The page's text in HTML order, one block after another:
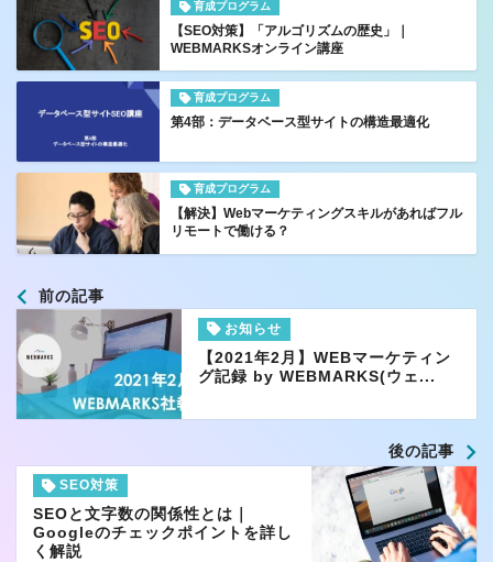
育成プログラム
【SEO対策】「アルゴリズムの歴史」｜
WEBMARKSオンライン講座
育成プログラム
第4部：データベース型サイトの構造最適化
育成プログラム
【解決】Webマーケティングスキルがあればフル
リモートで働ける？
前の記事
お知らせ
【2021年2月】WEBマーケティン
グ記録 by WEBMARKS(ウェ...
後の記事
SEO対策
SEOと文字数の関係性とは｜
Googleのチェックポイントを詳し
く解説